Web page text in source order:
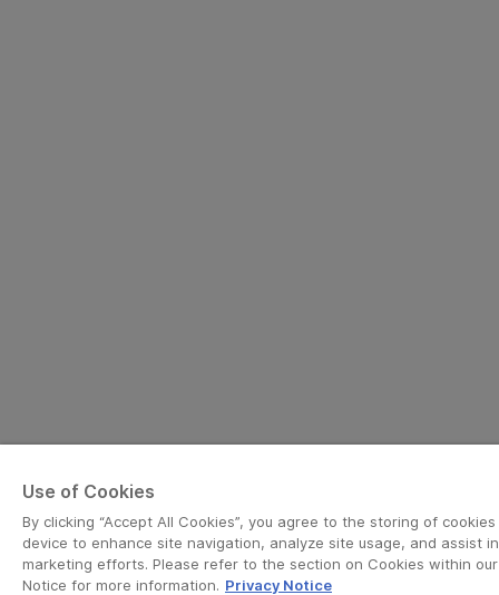
Use of Cookies
By clicking “Accept All Cookies”, you agree to the storing of
device to enhance site navigation, analyze site usage, and assist
marketing efforts. Please refer to the section on Cookies within
Notice for more information. Privacy Notice